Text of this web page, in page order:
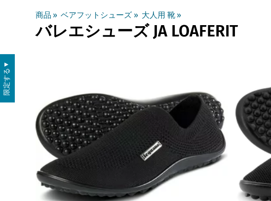
商品 ‪» ベアフットシューズ ‪» 大人用 靴 ‪»
バレエシューズ JA LOAFERIT
限定する
▼